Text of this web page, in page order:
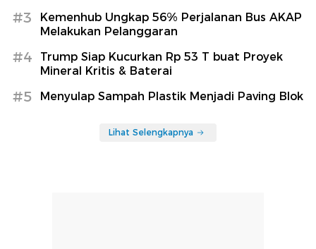
#3
Kemenhub Ungkap 56% Perjalanan Bus AKAP
Melakukan Pelanggaran
#4
Trump Siap Kucurkan Rp 53 T buat Proyek
Mineral Kritis & Baterai
#5 Menyulap Sampah Plastik Menjadi Paving Blok
Lihat Selengkapnya